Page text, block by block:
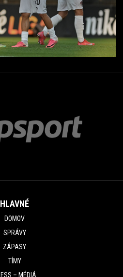
HLAVNÉ
DOMOV
SPRÁVY
ZÁPASY
TÍMY
– MÉDIÁ